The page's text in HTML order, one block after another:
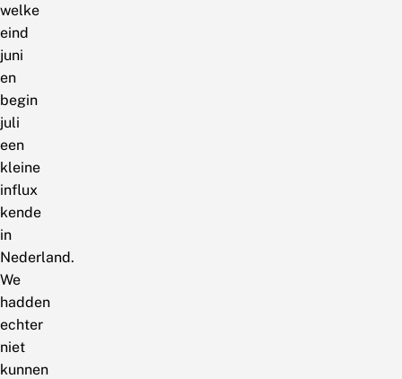
welke
eind
juni
en
begin
juli
een
kleine
influx
kende
in
Nederland.
We
hadden
echter
niet
kunnen